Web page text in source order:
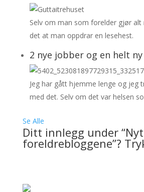
Selv om man som forelder gjør alt
det at man oppdrar en lesehest.
2 nye jobber og en helt
Jeg har gått hjemme lenge og jeg
med det. Selv om det var helsen
Se Alle
Ditt innlegg under
foreldrebloggene”?